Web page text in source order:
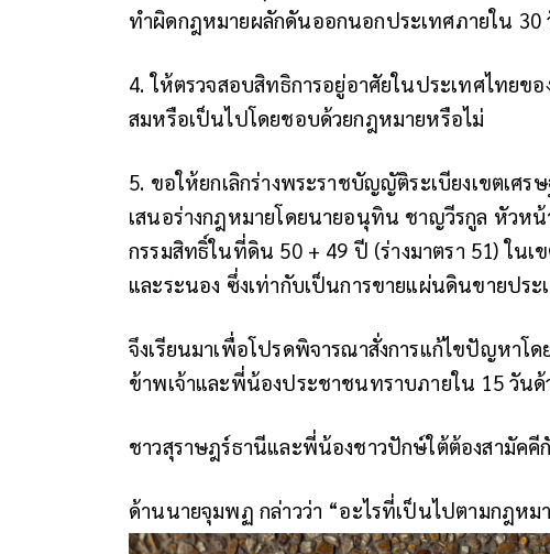
ทำผิดกฎหมายผลักดันออกนอกประเทศภายใน 30
4. ให้ตรวจสอบสิทธิการอยู่อาศัยในประเทศไทยขอ
สมหรือเป็นไปโดยชอบด้วยกฎหมายหรือไม่
5. ขอให้ยกเลิกร่างพระราชบัญญัติระเบียงเขตเศร
เสนอร่างกฎหมายโดยนายอนุทิน ชาญวีรกูล หัวห
กรรมสิทธิ์ในที่ดิน 50 + 49 ปี (ร่างมาตรา 51) ใน
และระนอง ซึ่งเท่ากับเป็นการขายแผ่นดินขายประ
จึงเรียนมาเพื่อโปรดพิจารณาสั่งการแก้ไขปัญหาโ
ข้าพเจ้าและพี่น้องประชาชนทราบภายใน 15 วัน
ชาวสุราษฎร์ธานีและพี่น้องชาวปักษ์ใต้ต้องสามัค
ด้านนายจุมพฏ กล่าวว่า “อะไรที่เป็นไปตามกฎหม